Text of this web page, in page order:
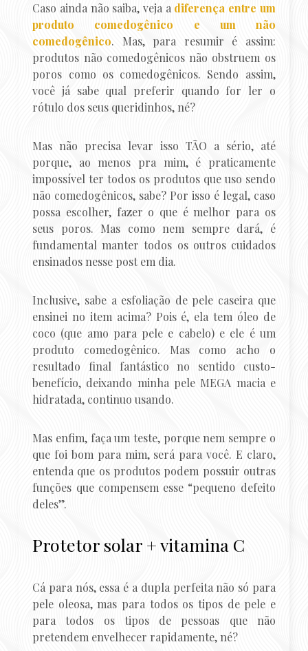
Caso ainda não saiba, veja a diferença entre um
produto comedogênico e um não
comedogênico. Mas, para resumir é assim:
produtos não comedogênicos não obstruem os
poros como os comedogênicos. Sendo assim,
você já sabe qual preferir quando for ler o
rótulo dos seus queridinhos, né?
Mas não precisa levar isso TÃO a sério, até
porque, ao menos pra mim, é praticamente
impossível ter todos os produtos que uso sendo
não comedogênicos, sabe? Por isso é legal, caso
possa escolher, fazer o que é melhor para os
seus poros. Mas como nem sempre dará, é
fundamental manter todos os outros cuidados
ensinados nesse post em dia.
Inclusive, sabe a esfoliação de pele caseira que
ensinei no item acima? Pois é, ela tem óleo de
coco (que amo para pele e cabelo) e ele é um
produto comedogênico. Mas como acho o
resultado final fantástico no sentido custo-
benefício, deixando minha pele MEGA macia e
hidratada, continuo usando.
Mas enfim, faça um teste, porque nem sempre o
que foi bom para mim, será para você. E claro,
entenda que os produtos podem possuir outras
funções que compensem esse “pequeno defeito
deles”.
Protetor solar + vitamina C
Cá para nós, essa é a dupla perfeita não só para
pele oleosa, mas para todos os tipos de pele e
para todos os tipos de pessoas que não
pretendem envelhecer rapidamente, né?